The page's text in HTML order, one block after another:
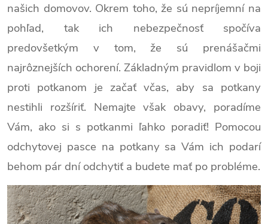
našich domovov. Okrem toho, že sú nepríjemní na
pohľad, tak ich nebezpečnosť spočíva
predovšetkým v tom, že sú prenášačmi
najrôznejších ochorení. Základným pravidlom v boji
proti potkanom je začať včas, aby sa potkany
nestihli rozšíriť. Nemajte však obavy, poradíme
Vám, ako si s potkanmi ľahko poradiť! Pomocou
odchytovej pasce na potkany sa Vám ich podarí
behom pár dní odchytiť a budete mať po probléme.